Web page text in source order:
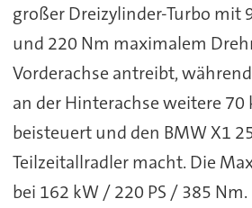
großer Dreizylinder-Turbo mit
und 220 Nm maximalem
Vorderachse antreibt,
an der Hinterachse weitere 70
beisteuert und den BMW X1
Teilzeitallradler macht. Die
bei 162 kW / 220 PS / 385